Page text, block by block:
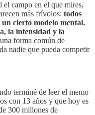
el campo en el que mires,
más frívolos: todos
cierto modelo mental.
la intensidad y la
forma común de
nadie que pueda competir
terminé de leer el memo
con 13 años y que hoy es
300 millones de